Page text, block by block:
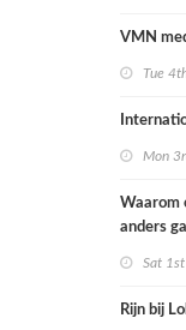
VMN
Tue
Mon
Waarom
anders
Sat
Rijn bij